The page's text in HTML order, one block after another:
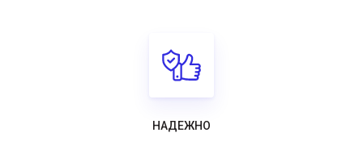
НАДЕЖНО